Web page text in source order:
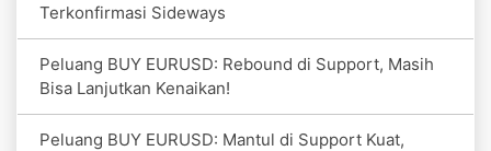
Terkonfirmasi Sideways
Peluang BUY EURUSD: Rebound di Support, Masih
Bisa Lanjutkan Kenaikan!
Peluang BUY EURUSD: Mantul di Support Kuat,